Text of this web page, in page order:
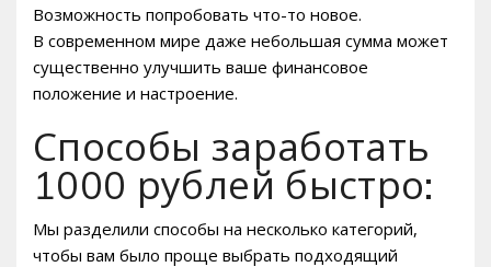
Возможность попробовать что-то новое.
В современном мире даже небольшая сумма может
существенно улучшить ваше финансовое
положение и настроение.
Способы заработать
1000 рублей быстро:
Мы разделили способы на несколько категорий,
чтобы вам было проще выбрать подходящий